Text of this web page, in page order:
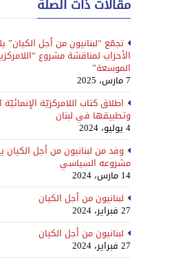
تجمّع “لبنانيون من أجل
الأحزاب لمناقشة مشروع
الموسعة”
7 مارس، 2025
اطلاق كتاب اللامركزيّة
وتطبيقها في لبنان
4 يوليو، 2024
وفد من لبنانيون من أجل الكيان
مشروعه السياسي
14 مارس، 2024
لبنانيون من أجل الكيان
27 فبراير، 2024
لبنانيون من أجل الكيان
27 فبراير، 2024